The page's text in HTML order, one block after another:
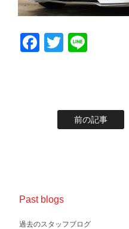
Facebook
Twitter
前の記事
Past blogs
過去のスタッフブログ